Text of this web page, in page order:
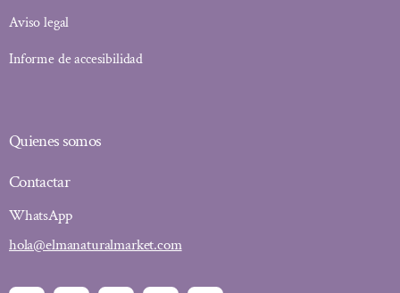
Aviso legal
Informe de accesibilidad
Quienes somos
Contactar
WhatsApp
hola@elmanaturalmarket.com